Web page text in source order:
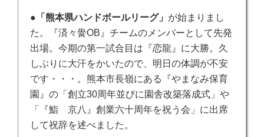
● 「熊本県ハンドボールリーグ」 が始まりまし
た。『済々黌OB』チームのメンバーとして先発
出場。今期の第一試合目は『恋龍』に大勝。久
しぶりに大汗をかいたので、明日の体調が不安
です・・・。熊本市長嶺にある『やまなみ保育
園』の「創立30周年並びに園舎改築落成式」や
「『鮨 京八』創業六十周年を祝う会」に出席
して祝辞を述べました。